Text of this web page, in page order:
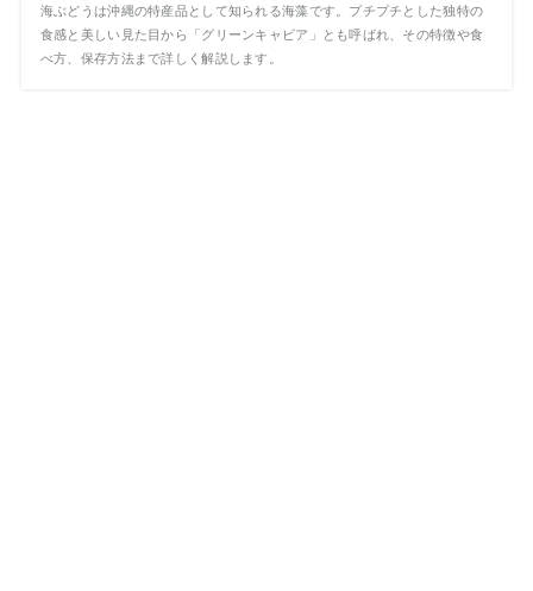
海ぶどうは沖縄の特産品として知られる海藻です。プチプチとした独特の
食感と美しい見た目から「グリーンキャビア」とも呼ばれ、その特徴や食
べ方、保存方法まで詳しく解説します。